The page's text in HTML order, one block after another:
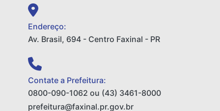
Endereço:
Av. Brasil, 694 - Centro Faxinal - PR
Contate a Prefeitura:
0800-090-1062 ou (43) 3461-8000
prefeitura@faxinal.pr.gov.br